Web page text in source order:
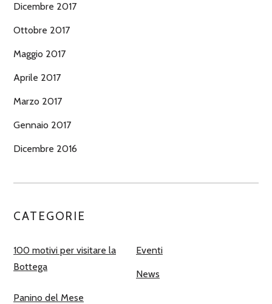
Dicembre 2017
Ottobre 2017
Maggio 2017
Aprile 2017
Marzo 2017
Gennaio 2017
Dicembre 2016
CATEGORIE
100 motivi per visitare la
Bottega
Eventi
News
Panino del Mese